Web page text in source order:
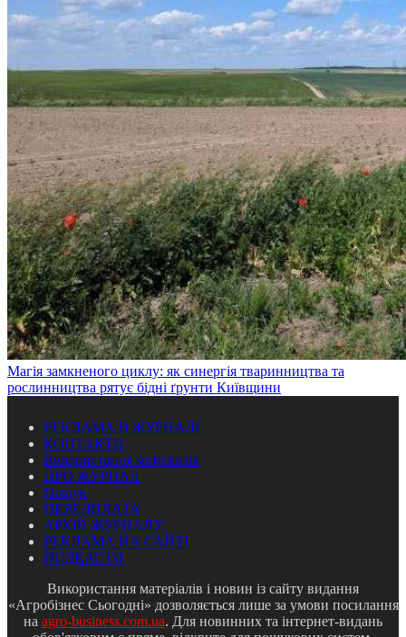
Магія замкненого циклу: як синергія тваринництва та
рослинництва рятує бідні ґрунти Київщини
РЕКЛАМА В ЖУРНАЛІ
КОНТАКТИ
Використання матеріалів
ПРО ЖУРНАЛ
Пошук
ПЕРЕДПЛАТА
АРХІВ ЖУРНАЛУ
РЕКЛАМА НА САЙТІ
ПОДКАСТИ
Використання матеріалів і новин із сайту видання
«Агробізнес Сьогодні» дозволяється лише за умови посилання
на agro-business.com.ua. Для новинних та інтернет-видань